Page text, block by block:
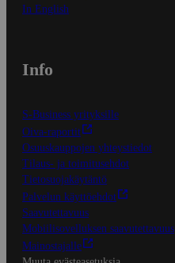
In English
Info
S-Business yrityksille
Oiva-raportit
Osuuskauppojen yhteystiedot
Tilaus- ja toimitusehdot
Tietosuojakäytäntö
Palvelun käyttöehdot
Saavutettavuus
Mobiilisovelluksen saavutettavuus
Mainostajalle